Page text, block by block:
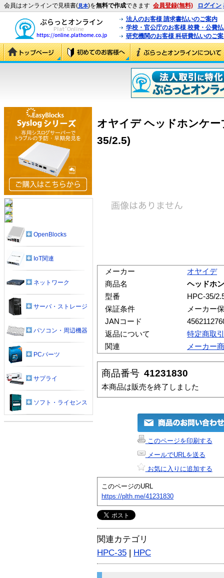
会員はオンラインで見積書(見本)を無料で作成できます 会員登録(無料) ログイン
法人のお客様 請求書払いのご案内
学校・官公庁のお客様 校費・公費
研究機関のお客様 科研費払いのご
オヤイデ ヘッドホンケー
35/2.5)
メーカー
オヤイデ
商品名
ヘッドホ
型番
HPC-35/
保証条件
メーカー
JANコード
返品について
特定商取
関連
メーカー
商品番号 41231830
本商品は販売を終了しました
このページを印刷する
メールでURLを送る
お気に入りに追加する
このページのURL
https://plth.me/41231830
関連カテゴリ
HPC-35 | HPC
OpenBlocks
IoT関連
ネットワーク
サーバ・ストレージ
パソコン・周辺機器
PCパーツ
サプライ
ソフト・ライセンス